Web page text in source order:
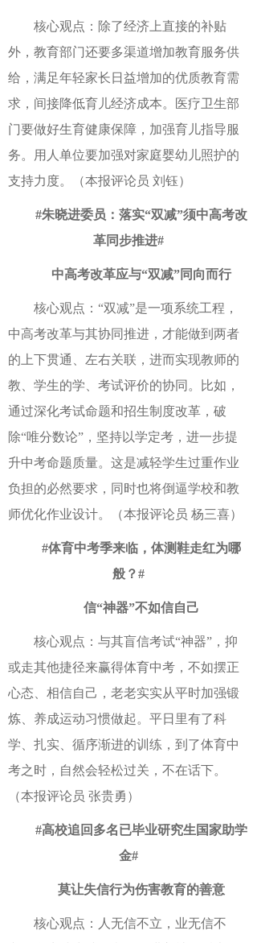
核心观点：除了经济上直接的补贴
外，教育部门还要多渠道增加教育服务供
给，满足年轻家长日益增加的优质教育需
求，间接降低育儿经济成本。医疗卫生部
门要做好生育健康保障，加强育儿指导服
务。用人单位要加强对家庭婴幼儿照护的
支持力度。（本报评论员 刘钰）
#朱晓进委员：落实“双减”须中高考改
革同步推进#
中高考改革应与“双减”同向而行
核心观点：“双减”是一项系统工程，
中高考改革与其协同推进，才能做到两者
的上下贯通、左右关联，进而实现教师的
教、学生的学、考试评价的协同。比如，
通过深化考试命题和招生制度改革，破
除“唯分数论”，坚持以学定考，进一步提
升中考命题质量。这是减轻学生过重作业
负担的必然要求，同时也将倒逼学校和教
师优化作业设计。（本报评论员 杨三喜）
#体育中考季来临，体测鞋走红为哪
般？#
信“神器”不如信自己
核心观点：与其盲信考试“神器”，抑
或走其他捷径来赢得体育中考，不如摆正
心态、相信自己，老老实实从平时加强锻
炼、养成运动习惯做起。平日里有了科
学、扎实、循序渐进的训练，到了体育中
考之时，自然会轻松过关，不在话下。
（本报评论员 张贵勇）
#高校追回多名已毕业研究生国家助学
金#
莫让失信行为伤害教育的善意
核心观点：人无信不立，业无信不